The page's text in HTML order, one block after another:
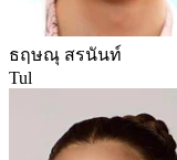
ธฤษณุ สรนันท์
Tul